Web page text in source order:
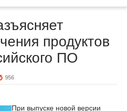
продуктов
ПО
956
При выпуске новой версии